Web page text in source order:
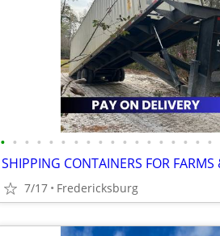
• • • • • • • • • • • • • • • • • •
7/17 Fredericksburg